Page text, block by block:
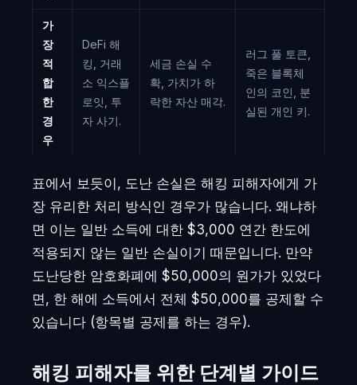
가
장
적
합
한
경
우
DeFi 해
킹, 거래
소 익스플
로잇, 투
자 사기.
세금 손실 수
확, 가치가 하
락한 자산 매각.
러그 풀 토큰,
죽은 블록체
인의 코인, 분
실된 개인 키.
표에서 보듯이, 도난 손실은 해킹 피해자에게 가
장 유리한 처리 방식인 경우가 많습니다. 왜냐하
면 이는 일반 소득에 대한 $3,000 연간 한도에
적용되지 않는 일반 손실이기 때문입니다. 만약
도난당한 암호화폐에 $50,000의 원가가 있었다
면, 한 해에 소득에서 전체 $50,000를 공제할 수
있습니다 (항목별 공제를 하는 경우).
해킹 피해자를 위한 단계별 가이드